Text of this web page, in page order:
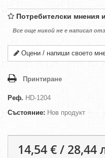
Потребителски мнения
Все още никой не е написал
Оцени / напиши своето
Принтиране
Реф. HD-1204
Състояние: Нов продукт
14,54 € / 28,44